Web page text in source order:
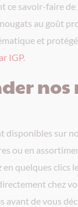
ce savoir-faire de
au goût
et
IGP.
disponibles sur
ou en
en quelques clics
chez
avant de vous